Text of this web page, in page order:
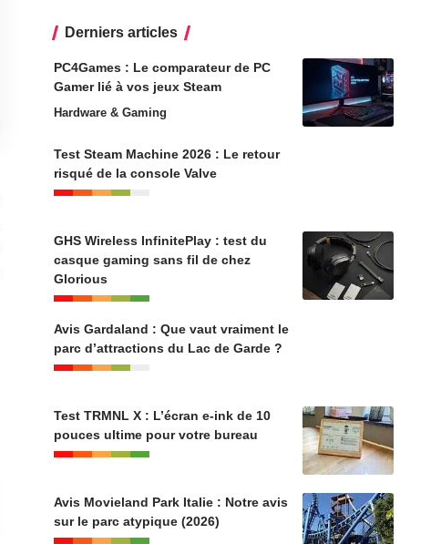
Derniers articles
PC4Games : Le comparateur de PC
Gamer lié à vos jeux Steam
Hardware & Gaming
Test Steam Machine 2026 : Le retour
risqué de la console Valve
GHS Wireless InfinitePlay : test du
casque gaming sans fil de chez
Glorious
Avis Gardaland : Que vaut vraiment le
parc d’attractions du Lac de Garde ?
Test TRMNL X : L’écran e-ink de 10
pouces ultime pour votre bureau
Avis Movieland Park Italie : Notre avis
sur le parc atypique (2026)